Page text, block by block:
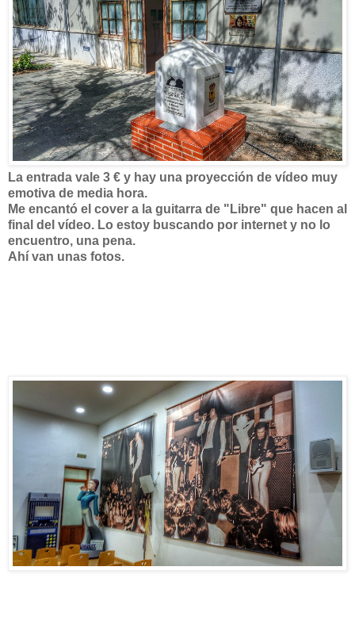
La entrada vale 3 € y hay una proyección de vídeo muy
emotiva de media hora.
Me encantó el cover a la guitarra de "Libre" que hacen al
final del vídeo. Lo estoy buscando por internet y no lo
encuentro, una pena.
Ahí van unas fotos.